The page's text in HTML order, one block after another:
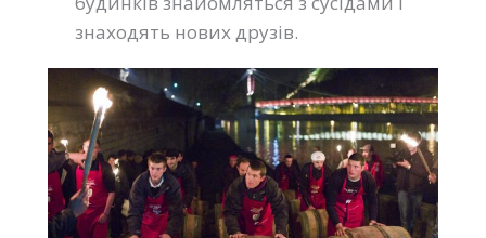
знаходять нових друзів.